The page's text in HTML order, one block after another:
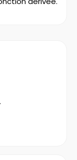
.